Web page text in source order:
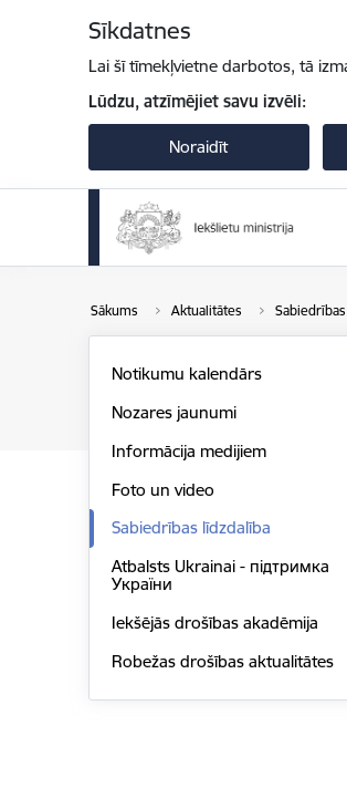
Sīkdatnes
Lai šī tīmekļvietne darbotos, tā
Lūdzu, atzīmējiet savu izvēli:
Noraidīt
Sākums Aktualitātes
Notikumu kalendārs
Nozares jaunumi
Informācija medijiem
Foto un video
Sabiedrības līdzdalība
Atbalsts Ukrainai - підтримка
України
Iekšējās drošības akadēmija
Robežas drošības aktualitātes